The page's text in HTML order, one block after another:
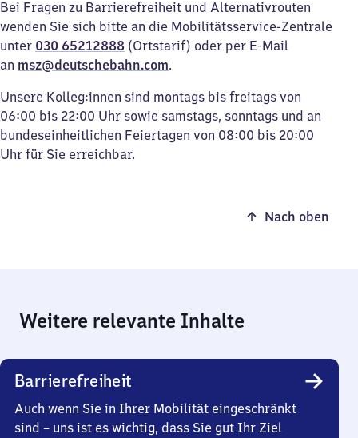
Bei Fragen zu Barrierefreiheit und Alternativrouten
wenden Sie sich bitte an die Mobilitätsservice-Zentrale
unter 030 65212888 (Ortstarif) oder per E-Mail
an msz@deutschebahn.com.
Unsere Kolleg:innen sind montags bis freitags von
06:00 bis 22:00 Uhr sowie samstags, sonntags und an
bundeseinheitlichen Feiertagen von 08:00 bis 20:00
Uhr für Sie erreichbar.
Nach oben
Weitere relevante Inhalte
Barrierefreiheit
Auch wenn Sie in Ihrer Mobilität eingeschränkt
sind – uns ist es wichtig, dass Sie gut Ihr Ziel